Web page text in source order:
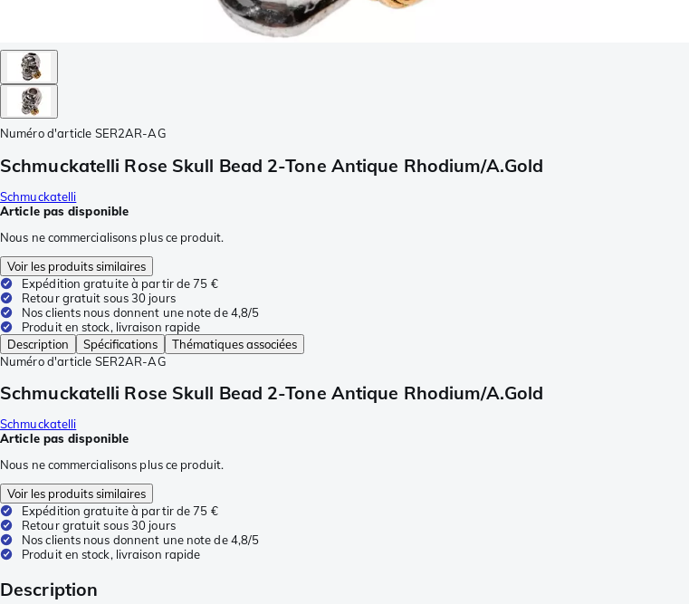
Numéro d'article SER2AR-AG
Schmuckatelli Rose Skull Bead 2-Tone Antique Rhodium/A.Gold
Schmuckatelli
Article pas disponible
Nous ne commercialisons plus ce produit.
Voir les produits similaires
Expédition gratuite à partir de 75 €
Retour gratuit sous 30 jours
Nos clients nous donnent une note de 4,8/5
Produit en stock, livraison rapide
Description
Spécifications
Thématiques associées
Numéro d'article SER2AR-AG
Schmuckatelli Rose Skull Bead 2-Tone Antique Rhodium/A.Gold
Schmuckatelli
Article pas disponible
Nous ne commercialisons plus ce produit.
Voir les produits similaires
Expédition gratuite à partir de 75 €
Retour gratuit sous 30 jours
Nos clients nous donnent une note de 4,8/5
Produit en stock, livraison rapide
Description